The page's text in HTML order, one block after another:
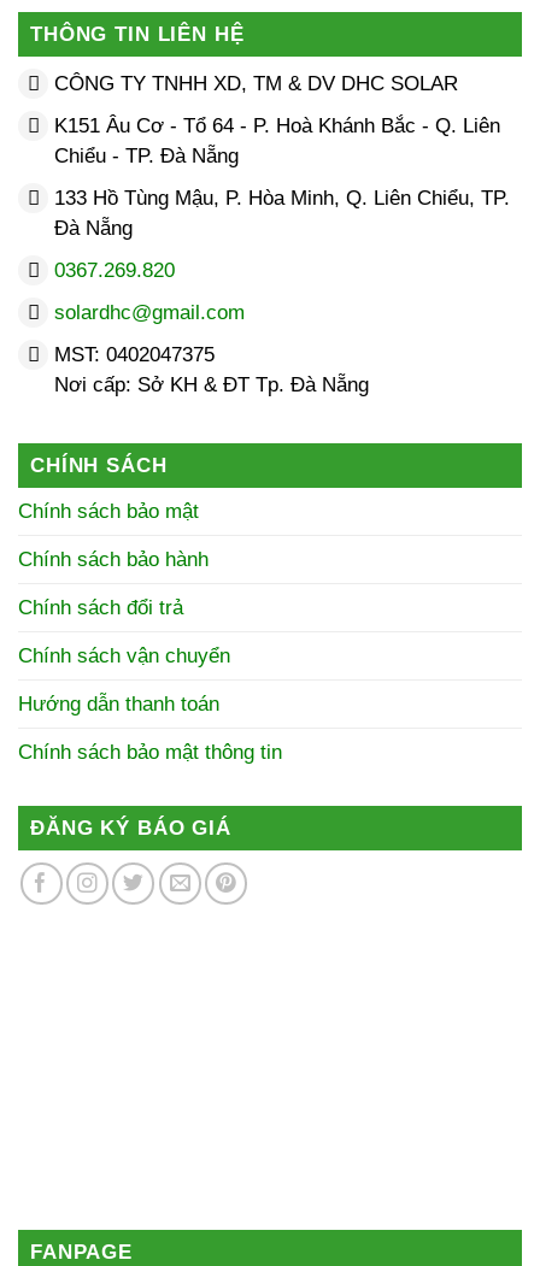
THÔNG TIN LIÊN HỆ
CÔNG TY TNHH XD, TM & DV DHC SOLAR
K151 Âu Cơ - Tổ 64 - P. Hoà Khánh Bắc - Q. Liên
Chiểu - TP. Đà Nẵng
133 Hồ Tùng Mậu, P. Hòa Minh, Q. Liên Chiểu, TP.
Đà Nẵng
0367.269.820
solardhc@gmail.com
MST: 0402047375
Nơi cấp: Sở KH & ĐT Tp. Đà Nẵng
CHÍNH SÁCH
Chính sách bảo mật
Chính sách bảo hành
Chính sách đổi trả
Chính sách vận chuyển
Hướng dẫn thanh toán
Chính sách bảo mật thông tin
ĐĂNG KÝ BÁO GIÁ
FANPAGE